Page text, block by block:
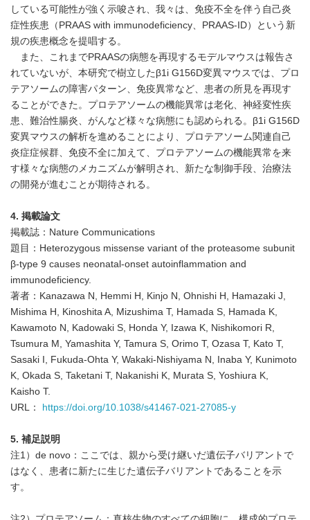
している可能性が強く示唆され、我々は、免疫不全を伴う自己炎
症性疾患（PRAAS with immunodeficiency、PRAAS-ID）という新
規の疾患概念を提唱する。
また、これまでPRAASの病態を再現するモデルマウスは報告さ
れていないが、本研究で樹立したβ1i G156D変異マウスでは、プロ
テアソームの障害パターン、免疫異常など、患者の所見を再現す
ることができた。プロテアソームの機能異常は老化、神経変性疾
患、難治性腸炎、がんなど様々な病態にも認められる。β1i G156D
変異マウスの解析を進めることにより、プロテアソーム関連自己
炎症症候群、免疫不全に加えて、プロテアソームの機能異常を来
す様々な病態のメカニズムが解明され、新たな制御手段、治療法
の開発が進むことが期待される。
4. 掲載論文
掲載誌：Nature Communications
題目：Heterozygous missense variant of the proteasome subunit
β-type 9 causes neonatal-onset autoinflammation and
immunodeficiency.
著者：Kanazawa N, Hemmi H, Kinjo N, Ohnishi H, Hamazaki J,
Mishima H, Kinoshita A, Mizushima T, Hamada S, Hamada K,
Kawamoto N, Kadowaki S, Honda Y, Izawa K, Nishikomori R,
Tsumura M, Yamashita Y, Tamura S, Orimo T, Ozasa T, Kato T,
Sasaki I, Fukuda-Ohta Y, Wakaki-Nishiyama N, Inaba Y, Kunimoto
K, Okada S, Taketani T, Nakanishi K, Murata S, Yoshiura K,
Kaisho T.
URL：
https://doi.org/10.1038/s41467-021-27085-y
5. 補足説明
注1）de novo：ここでは、親から受け継いだ遺伝子バリアントで
はなく、患者に新たに生じた遺伝子バリアントであることを示
す。